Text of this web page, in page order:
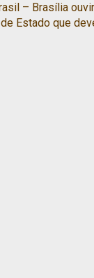
– Brasília
Estado que